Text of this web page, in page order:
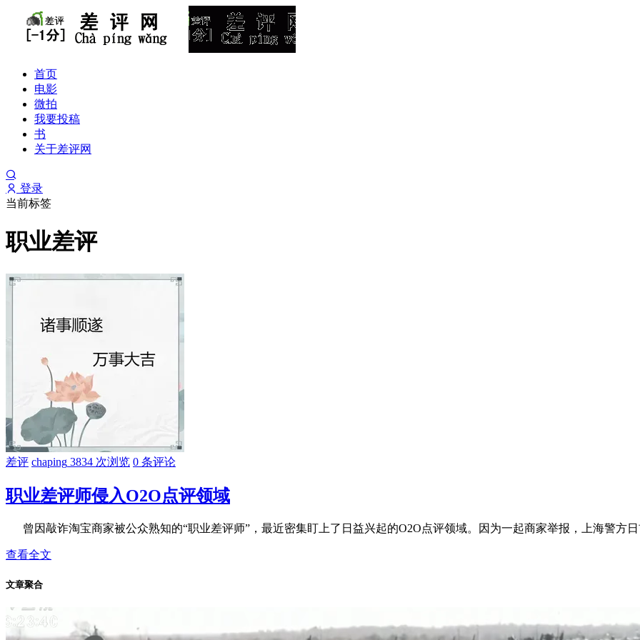
首页
电影
微拍
我要投稿
书
关于差评网
登录
当前标签
职业差评
差评 chaping 3834 次浏览 0 条评论
职业差评师侵入O2O点评领域
曾因敲诈淘宝商家被公众熟知的“职业差评师”，最近密集盯上了日益兴起的O2O点评领域。因为一起商家举报，上海警方日
查看全文
文章聚合